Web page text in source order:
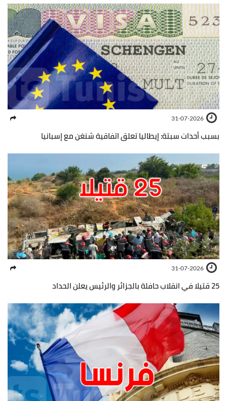
31-07-2026
بسبب أحداث سبتة: إيطاليا تعلق اتفاقية شنغن مع إسبانيا
31-07-2026
25 قتيلا في انقلاب حافلة بالجزائر والرئيس يعلن الحداد